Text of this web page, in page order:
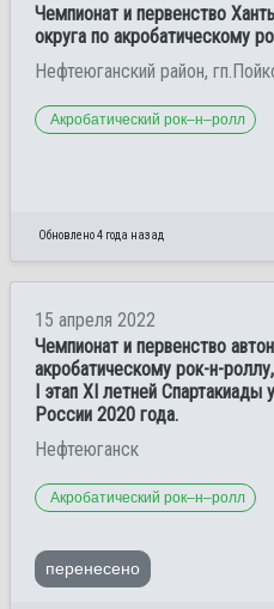
Чемпионат и первенство
округа по акробатическому
Нефтеюганский район,
Акробатический рок–н–ролл
Обновлено 4 года назад
15 апреля 2022
Чемпионат и первенство
акробатическому рок-н-
I этап ХI летней
России 2020 года.
Нефтеюганск
Акробатический рок–н–ролл
перенесено